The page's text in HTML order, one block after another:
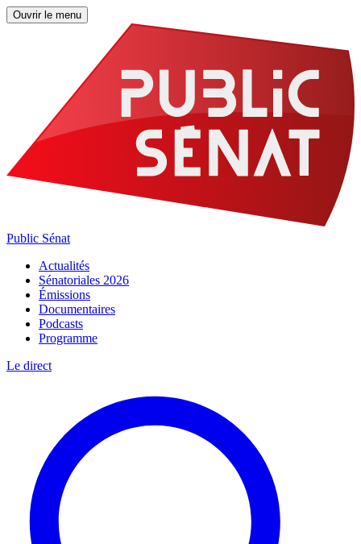
Ouvrir le menu
Public Sénat
Actualités
Sénatoriales 2026
Émissions
Documentaires
Podcasts
Programme
Le direct